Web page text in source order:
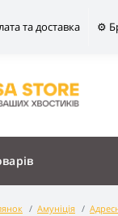
та доставка ⚙️
Амуніція